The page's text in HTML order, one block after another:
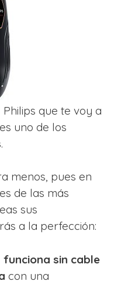
que te voy a
uno de los
.
menos, pues en
de las más
sus
a la perfección:
funciona sin cable
con una